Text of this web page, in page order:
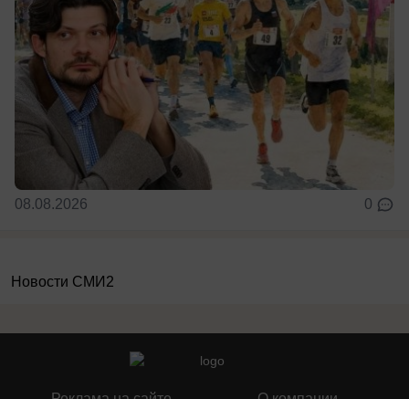
08.08.2026 0
Новости СМИ2